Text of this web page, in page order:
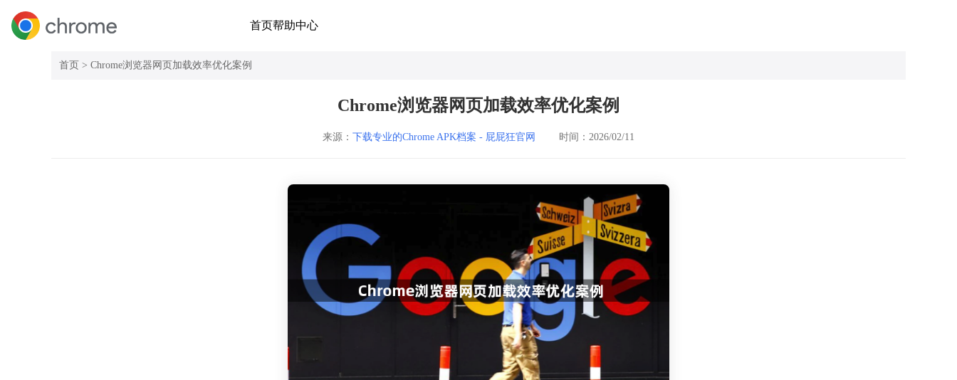
首页帮助中心
首页 > Chrome浏览器网页加载效率优化案例
Chrome浏览器网页加载效率优化案例
来源：下载专业的Chrome APK档案 - 屁屁狂官网 时间：2026/02/11